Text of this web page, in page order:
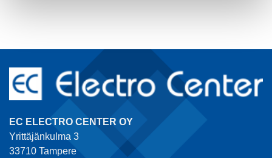
EC ELECTRO CENTER OY
Yrittäjänkulma 3
33710 Tampere